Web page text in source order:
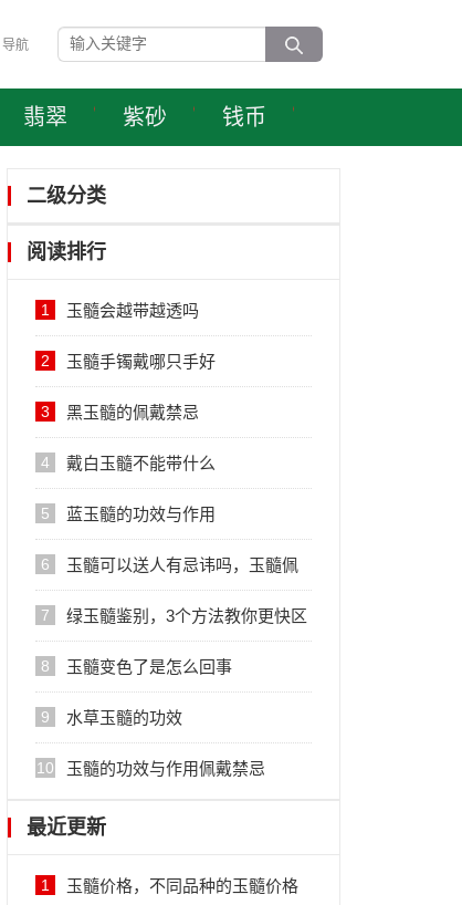
导航
翡翠 紫砂 钱币
二级分类
阅读排行
1 玉髓会越带越透吗
2 玉髓手镯戴哪只手好
3 黑玉髓的佩戴禁忌
4 戴白玉髓不能带什么
5 蓝玉髓的功效与作用
6 玉髓可以送人有忌讳吗，玉髓佩
戴的禁忌
7 绿玉髓鉴别，3个方法教你更快区
分
8 玉髓变色了是怎么回事
9 水草玉髓的功效
10 玉髓的功效与作用佩戴禁忌
最近更新
1 玉髓价格，不同品种的玉髓价格